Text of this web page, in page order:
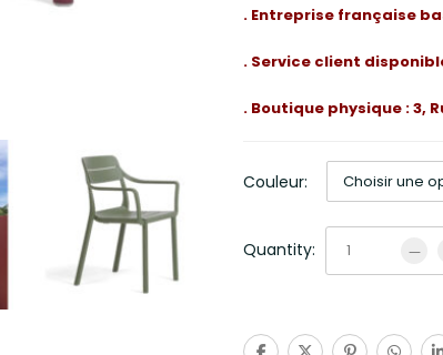
. Entreprise française
. Service client
. Boutique physique : 3,
Couleur:
Quantity: